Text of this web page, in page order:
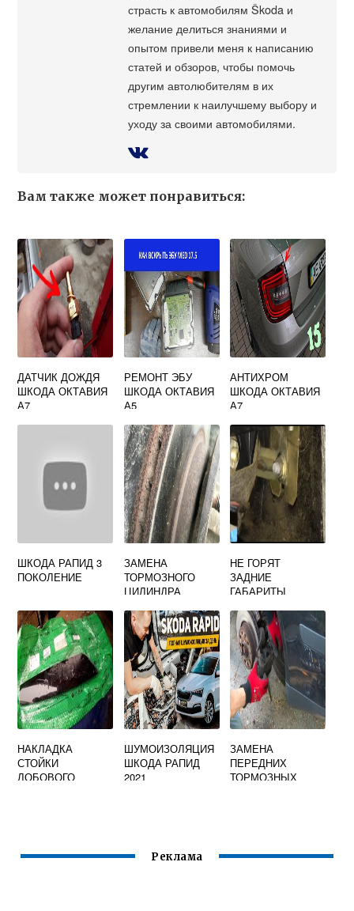
страсть к автомобилям Škoda и
желание делиться знаниями и
опытом привели меня к написанию
статей и обзоров, чтобы помочь
другим автолюбителям в их
стремлении к наилучшему выбору и
уходу за своими автомобилями.
Вам также может понравиться:
ДАТЧИК ДОЖДЯ
ШКОДА ОКТАВИЯ
А7
РЕМОНТ ЭБУ
ШКОДА ОКТАВИЯ
А5
АНТИХРОМ
ШКОДА ОКТАВИЯ
А7
ШКОДА РАПИД 3
ПОКОЛЕНИЕ
ЗАМЕНА
ТОРМОЗНОГО
ЦИЛИНДРА
ТУР ЗАДНЕГО
НЕ ГОРЯТ
ЗАДНИЕ
ГАБАРИТЫ
НАКЛАДКА
СТОЙКИ
ЛОБОВОГО
ШУМОИЗОЛЯЦИЯ
ШКОДА РАПИД
2021
ЗАМЕНА
ПЕРЕДНИХ
ТОРМОЗНЫХ
Реклама